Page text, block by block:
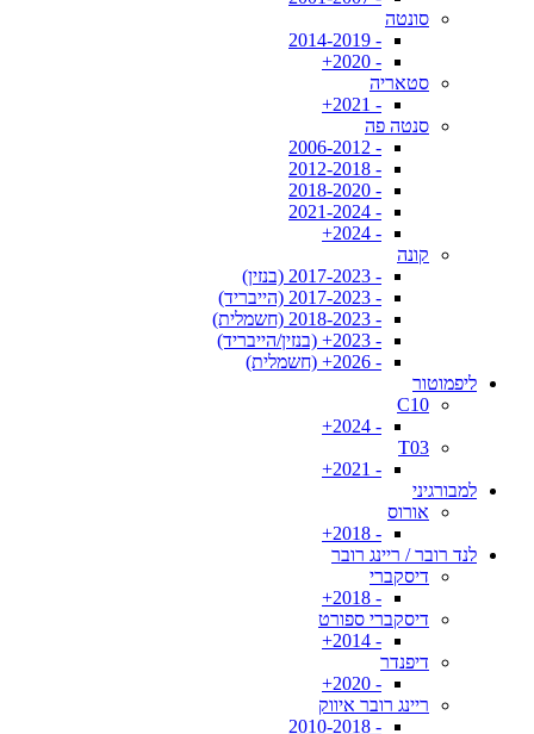
סונטה
- 2014-2019
- 2020+
סטאריה
- 2021+
סנטה פה
- 2006-2012
- 2012-2018
- 2018-2020
- 2021-2024
- 2024+
קונה
- 2017-2023 (בנזין)
- 2017-2023 (הייבריד)
- 2018-2023 (חשמלית)
- 2023+ (בנזין/הייבריד)
- 2026+ (חשמלית)
ליפמוטור
C10
- 2024+
T03
- 2021+
למבורגיני
אורוס
- 2018+
לנד רובר / ריינג רובר
דיסקברי
- 2018+
דיסקברי ספורט
- 2014+
דיפנדר
- 2020+
ריינג רובר איווק
- 2010-2018